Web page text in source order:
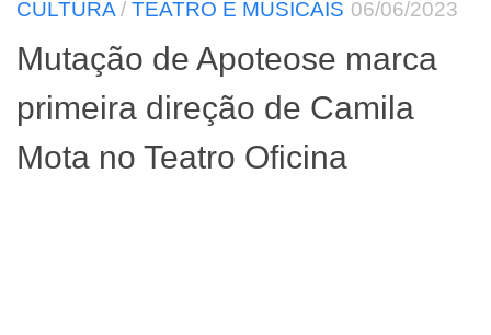
CULTURA / TEATRO E MUSICAIS 06/06/2023
Mutação de Apoteose marca
primeira direção de Camila
Mota no Teatro Oficina